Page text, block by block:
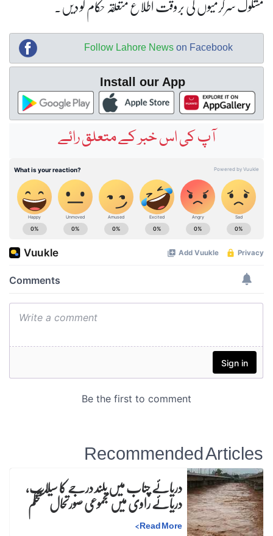
مشکوک سرگرمیوں کی بروقت اطلاع متعلقہ حکام کو دیں۔
Follow Lahore News on Facebook
Install our App
آپ کی اس خبر کے متعلق رائے
Recommended Articles
دریائے چناب میں بلند درجے کا سیلاب،
دریائے راوی میں مجموعی صورتحال مستحکم
Read More
>